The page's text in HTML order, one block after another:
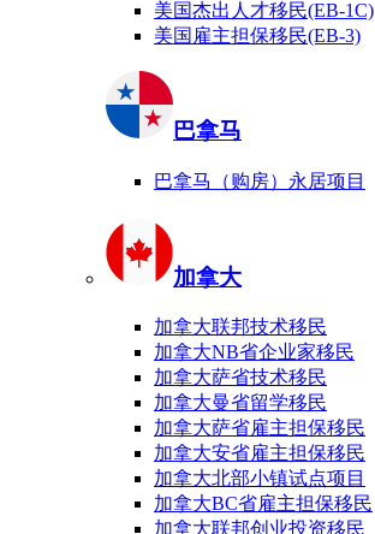
美国杰出人才移民(EB-1C)
美国雇主担保移民(EB-3)
巴拿马
巴拿马（购房）永居项目
加拿大
加拿大联邦技术移民
加拿大NB省企业家移民
加拿大萨省技术移民
加拿大曼省留学移民
加拿大萨省雇主担保移民
加拿大安省雇主担保移民
加拿大北部小镇试点项目
加拿大BC省雇主担保移民
加拿大联邦创业投资移民